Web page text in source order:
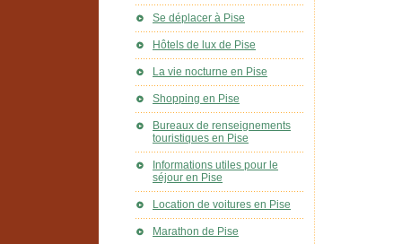
Se déplacer à Pise
Hôtels de lux de Pise
La vie nocturne en Pise
Shopping en Pise
Bureaux de renseignements
touristiques en Pise
Informations utiles pour le
séjour en Pise
Location de voitures en Pise
Marathon de Pise